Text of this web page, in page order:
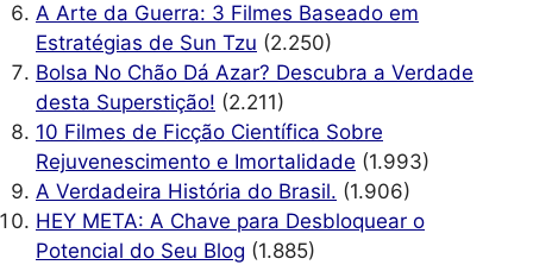
A Arte da Guerra: 3 Filmes Baseado em
Estratégias de Sun Tzu (2.250)
Bolsa No Chão Dá Azar? Descubra a Verdade
desta Superstição! (2.211)
10 Filmes de Ficção Científica Sobre
Rejuvenescimento e Imortalidade (1.993)
A Verdadeira História do Brasil. (1.906)
HEY META: A Chave para Desbloquear o
Potencial do Seu Blog (1.885)